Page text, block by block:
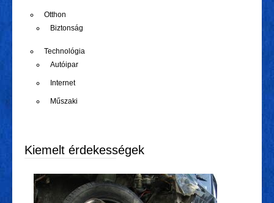
Otthon
Biztonság
Technológia
Autóipar
Internet
Műszaki
Kiemelt érdekességek